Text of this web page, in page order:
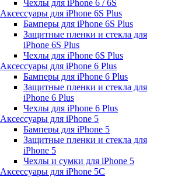
Чехлы для iPhone 6 / 6S
Аксессуары для iPhone 6S Plus
Бамперы для iPhone 6S Plus
Защитные пленки и стекла для
iPhone 6S Plus
Чехлы для iPhone 6S Plus
Аксессуары для iPhone 6 Plus
Бамперы для iPhone 6 Plus
Защитные пленки и стекла для
iPhone 6 Plus
Чехлы для iPhone 6 Plus
Аксессуары для iPhone 5
Бамперы для iPhone 5
Защитные пленки и стекла для
iPhone 5
Чехлы и сумки для iPhone 5
Аксессуары для iPhone 5C